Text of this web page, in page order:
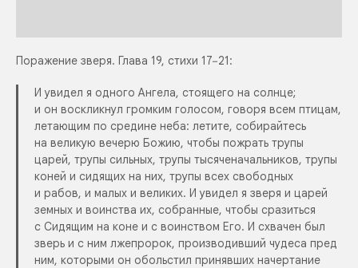
Поражение зверя. Глава 19, стихи 17−21:
И увидел я одного Ангела, стоящего на солнце;
и он воскликнул громким голосом, говоря всем птицам,
летающим по средине неба: летите, собирайтесь
на великую вечерю Божию, чтобы пожрать трупы
царей, трупы сильных, трупы тысяченачальников, трупы
коней и сидящих на них, трупы всех свободных
и рабов, и малых и великих. И увидел я зверя и царей
земных и воинства их, собранные, чтобы сразиться
с Сидящим на коне и с воинством Его. И схвачен был
зверь и с ним лжепророк, производивший чудеса пред
ним, которыми он обольстил принявших начертание